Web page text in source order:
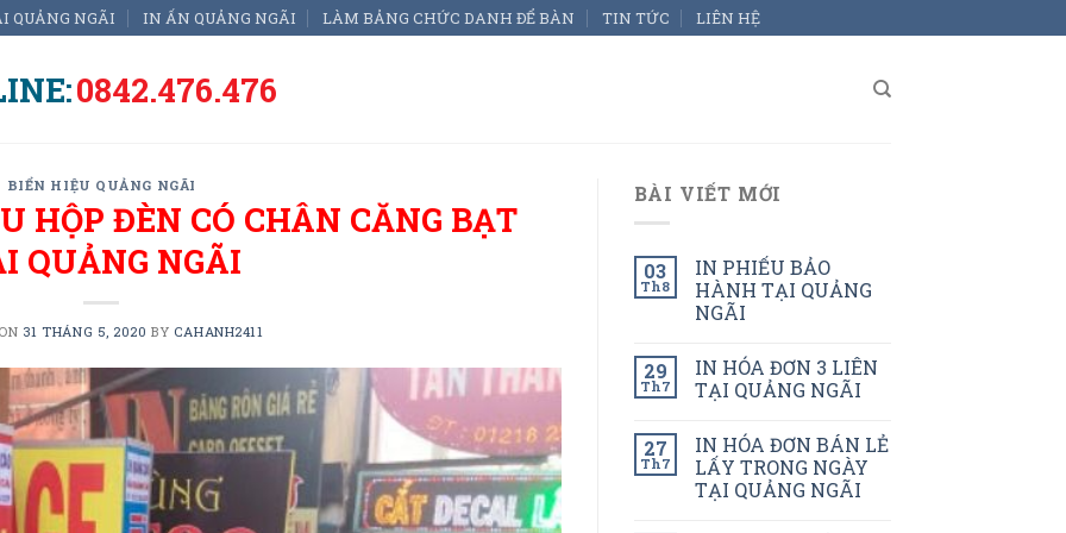
QUẢNG NGÃI IN ẤN QUẢNG NGÃI LÀM BẢNG CHỨC DANH ĐỂ BÀN TIN TỨC LIÊN HỆ
0842.476.476
BIỂN HIỆU QUẢNG NGÃI
HỘP ĐÈN CÓ CHÂN CĂNG BẠT
QUẢNG NGÃI
31 THÁNG 5, 2020 BY CAHANH2411
BÀI VIẾT MỚI
03
Th8
IN PHIẾU BẢO
HÀNH TẠI QUẢNG
NGÃI
29
Th7
IN HÓA ĐƠN 3 LIÊN
TẠI QUẢNG NGÃI
27
Th7
IN HÓA ĐƠN BÁN LẺ
LẤY TRONG NGÀY
TẠI QUẢNG NGÃI